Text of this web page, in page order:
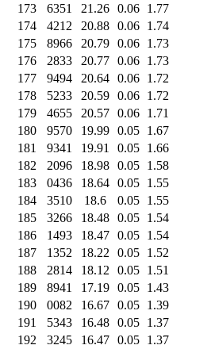
173
6351 21.26 0.06 1.77
174
4212 20.88 0.06 1.74
175
8966 20.79 0.06 1.73
176
2833 20.77 0.06 1.73
177
9494 20.64 0.06 1.72
178
5233 20.59 0.06 1.72
179
4655 20.57 0.06 1.71
180
9570 19.99 0.05 1.67
181
9341 19.91 0.05 1.66
182
2096 18.98 0.05 1.58
183
0436 18.64 0.05 1.55
184
3510 18.6 0.05 1.55
185
3266 18.48 0.05 1.54
186
1493 18.47 0.05 1.54
187
1352 18.22 0.05 1.52
188
2814 18.12 0.05 1.51
189
8941 17.19 0.05 1.43
190
0082 16.67 0.05 1.39
191
5343 16.48 0.05 1.37
192
3245 16.47 0.05 1.37